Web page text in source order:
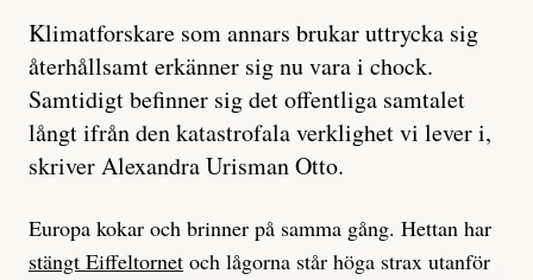
Klimatforskare som annars brukar uttrycka sig
återhållsamt erkänner sig nu vara i chock.
Samtidigt befinner sig det offentliga samtalet
långt ifrån den katastrofala verklighet vi lever i,
skriver Alexandra Urisman Otto.
Europa kokar och brinner på samma gång. Hettan har
stängt Eiffeltornet och lågorna står höga strax utanför